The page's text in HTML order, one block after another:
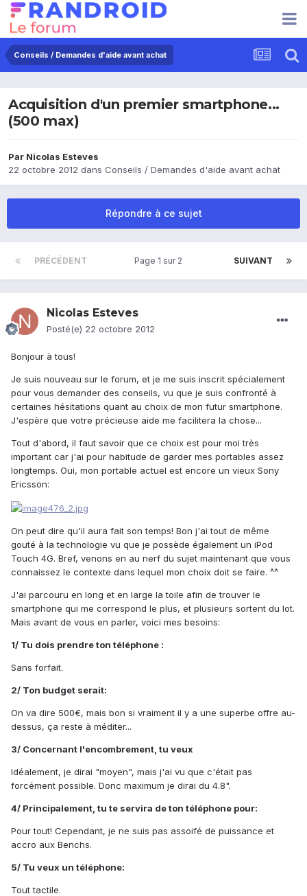
Conseils / Demandes d'aide avant achat
Acquisition d'un premier smartphone...
(500 max)
Par Nicolas Esteves
22 octobre 2012 dans Conseils / Demandes d'aide avant achat
Répondre à ce sujet
PRÉCÉDENT SUIVANT
Page 1 sur 2
Nicolas Esteves
Posté(e) 22 octobre 2012
Bonjour à tous!
Je suis nouveau sur le forum, et je me suis inscrit spécialement
pour vous demander des conseils, vu que je suis confronté à
certaines hésitations quant au choix de mon futur smartphone.
J'espère que votre précieuse aide me facilitera la chose...
Tout d'abord, il faut savoir que ce choix est pour moi très
important car j'ai pour habitude de garder mes portables assez
longtemps. Oui, mon portable actuel est encore un vieux Sony
Ericsson:
On peut dire qu'il aura fait son temps! Bon j'ai tout de même
gouté à la technologie vu que je possède également un iPod
Touch 4G. Bref, venons en au nerf du sujet maintenant que vous
connaissez le contexte dans lequel mon choix doit se faire. ^^
J'ai parcouru en long et en large la toile afin de trouver le
smartphone qui me correspond le plus, et plusieurs sortent du lot.
Mais avant de vous en parler, voici mes besoins:
1/ Tu dois prendre ton téléphone :
Sans forfait.
2/ Ton budget serait:
On va dire 500€, mais bon si vraiment il y a une superbe offre au-
dessus, ça reste à méditer...
3/ Concernant l'encombrement, tu veux
Idéalement, je dirai "moyen", mais j'ai vu que c'était pas
forcément possible. Donc maximum je dirai du 4.8".
4/ Principalement, tu te servira de ton téléphone pour:
Pour tout! Cependant, je ne suis pas assoifé de puissance et
accro aux Benchs.
5/ Tu veux un téléphone:
Tout tactile.